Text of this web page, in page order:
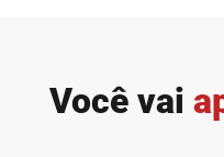
Você vai